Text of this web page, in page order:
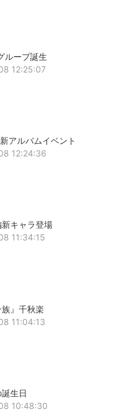
ループ誕生
12:25:07
アルバムイベント
12:24:36
キャラ登場
11:34:15
族』千秋楽
11:04:13
生日
10:48:30